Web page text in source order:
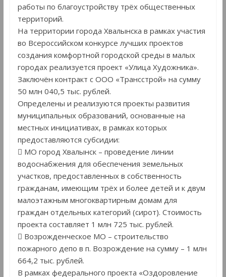
работы по благоустройству трёх общественных
территорий.
На территории города Хвалынска в рамках участия
во Всероссийском конкурсе лучших проектов
создания комфортной городской среды в малых
городах реализуется проект «Улица Художника».
Заключён контракт с ООО «Трансстрой» на сумму
50 млн 040,5 тыс. рублей.
Определены и реализуются проекты развития
муниципальных образований, основанные на
местных инициативах, в рамках которых
предоставляются субсидии:
 МО город Хвалынск – проведение линии
водоснабжения для обеспечения земельных
участков, предоставленных в собственность
гражданам, имеющим трёх и более детей и к двум
малоэтажным многоквартирным домам для
граждан отдельных категорий (сирот). Стоимость
проекта составляет 1 млн 725 тыс. рублей.
 Возрожденческое МО – строительство
пожарного депо в п. Возрождение на сумму – 1 млн
664,2 тыс. рублей.
В рамках федерального проекта «Оздоровление